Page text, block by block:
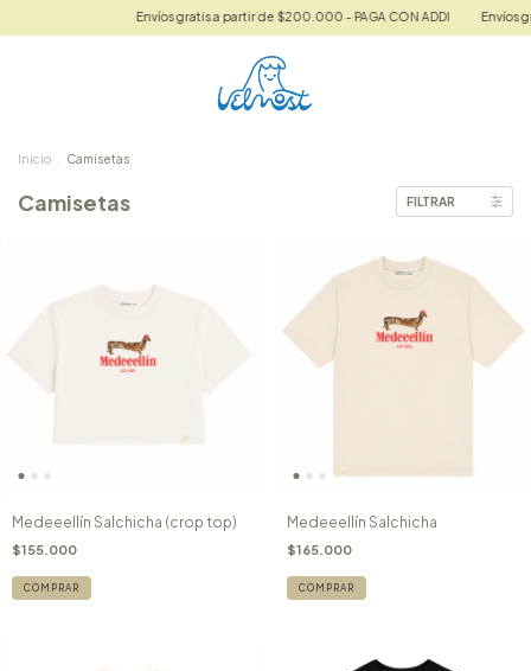
Envíos gratis a partir de $200.000 - PAGA CON ADDI Envíos gratis a
Inicio Camisetas
Camisetas FILTRAR
Medeeellín Salchicha (crop top)
$155.000
COMPRAR
Medeeellín Salchicha
$165.000
COMPRAR